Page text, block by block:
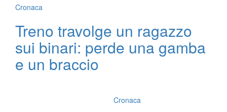
Cronaca
Treno travolge un ragazzo
sui binari: perde una gamba
e un braccio
Cronaca